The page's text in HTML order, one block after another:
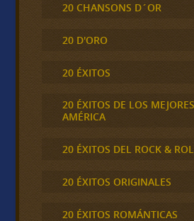
20 CHANSONS D´OR
20 D'ORO
20 ÉXITOS
20 ÉXITOS DE LOS
AMÉRICA
20 ÉXITOS DEL ROCK &
20 ÉXITOS ORIGINALES
20 ÉXITOS ROMÁNTICAS